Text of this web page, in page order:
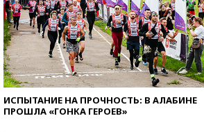
ИСПЫТАНИЕ НА ПРОЧНОСТЬ: В АЛАБИНЕ
ПРОШЛА «ГОНКА ГЕРОЕВ»